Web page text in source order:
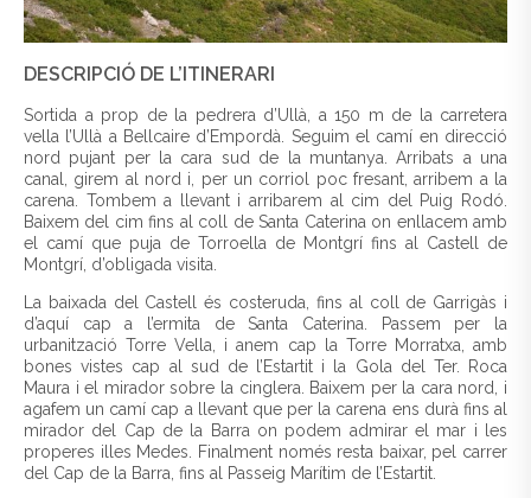
DESCRIPCIÓ DE L’ITINERARI
Sortida a prop de la pedrera d’Ullà, a 150 m de la carretera
vella l’Ullà a Bellcaire d’Empordà. Seguim el camí en direcció
nord pujant per la cara sud de la muntanya. Arribats a una
canal, girem al nord i, per un corriol poc fresant, arribem a la
carena. Tombem a llevant i arribarem al cim del Puig Rodó.
Baixem del cim fins al coll de Santa Caterina on enllacem amb
el camí que puja de Torroella de Montgrí fins al Castell de
Montgrí, d’obligada visita.
La baixada del Castell és costeruda, fins al coll de Garrigàs i
d’aquí cap a l’ermita de Santa Caterina. Passem per la
urbanització Torre Vella, i anem cap la Torre Morratxa, amb
bones vistes cap al sud de l’Estartit i la Gola del Ter. Roca
Maura i el mirador sobre la cinglera. Baixem per la cara nord, i
agafem un camí cap a llevant que per la carena ens durà fins al
mirador del Cap de la Barra on podem admirar el mar i les
properes illes Medes. Finalment només resta baixar, pel carrer
del Cap de la Barra, fins al Passeig Marítim de l’Estartit.